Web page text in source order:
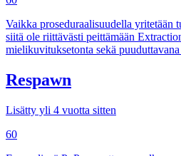
Vaikka proseduraalisuudella yritetään
siitä ole riittävästi peittämään
mielikuvituksetonta sekä
Respawn
Lisätty yli 4 vuotta sitten
60